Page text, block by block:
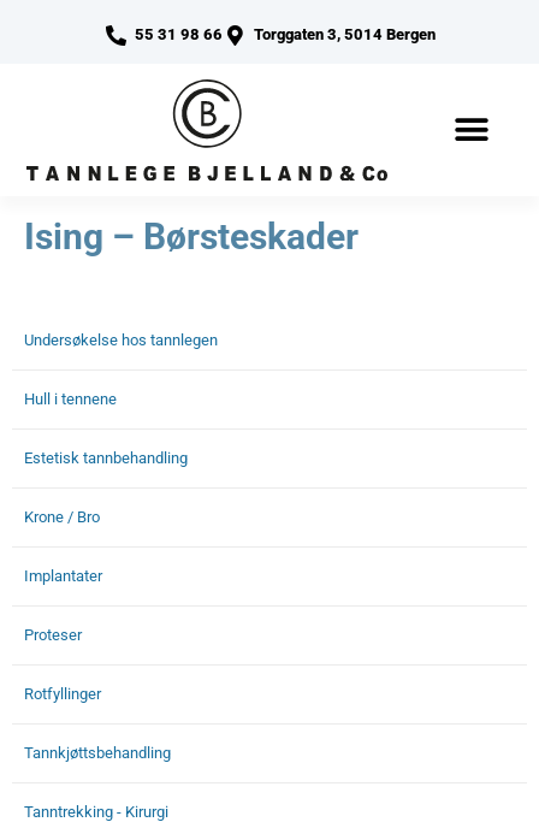
55 31 98 66 Torggaten 3, 5014 Bergen
Ising – Børsteskader
Undersøkelse hos tannlegen
Hull i tennene
Estetisk tannbehandling
Krone / Bro
Implantater
Proteser
Rotfyllinger
Tannkjøttsbehandling
Tanntrekking - Kirurgi